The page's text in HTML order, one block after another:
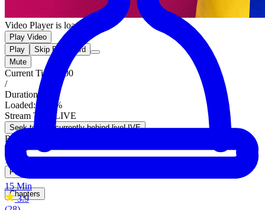
Video Player is loading.
Play Video
Play
Skip Backward
Mute
Current Time
0:00
/
Duration
Loaded:
8.21%
Stream Type
LIVE
Seek to live, currently behind liveLIVE
Remaining Time
1x
Playback Rate
Chapters
15 Min
3.9